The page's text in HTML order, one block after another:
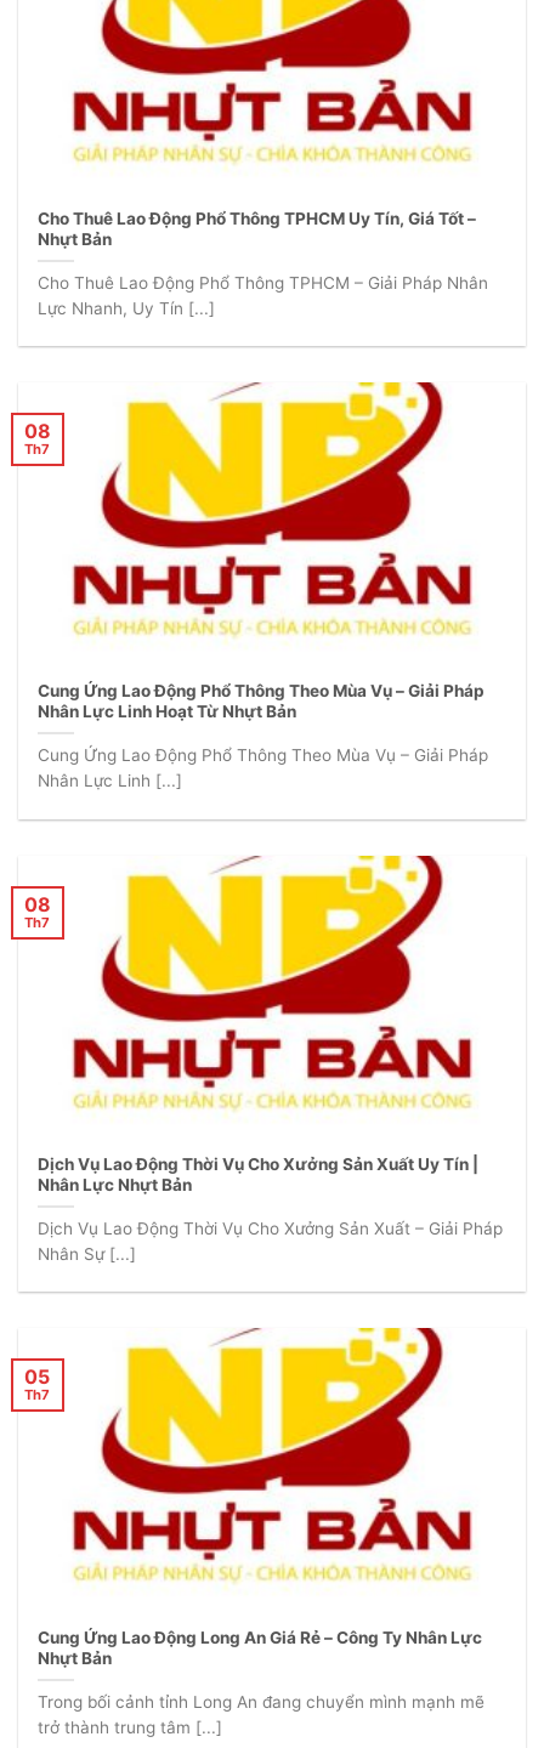
Cho Thuê Lao Động Phổ Thông TPHCM Uy Tín, Giá Tốt –
Nhựt Bản
Cho Thuê Lao Động Phổ Thông TPHCM – Giải Pháp Nhân
Lực Nhanh, Uy Tín [...]
Cung Ứng Lao Động Phổ Thông Theo Mùa Vụ – Giải Pháp
Nhân Lực Linh Hoạt Từ Nhựt Bản
Cung Ứng Lao Động Phổ Thông Theo Mùa Vụ – Giải Pháp
Nhân Lực Linh [...]
08
Th7
Dịch Vụ Lao Động Thời Vụ Cho Xưởng Sản Xuất Uy Tín |
Nhân Lực Nhựt Bản
Dịch Vụ Lao Động Thời Vụ Cho Xưởng Sản Xuất – Giải Pháp
Nhân Sự [...]
08
Th7
Cung Ứng Lao Động Long An Giá Rẻ – Công Ty Nhân Lực
Nhựt Bản
Trong bối cảnh tỉnh Long An đang chuyển mình mạnh mẽ
trở thành trung tâm [...]
05
Th7